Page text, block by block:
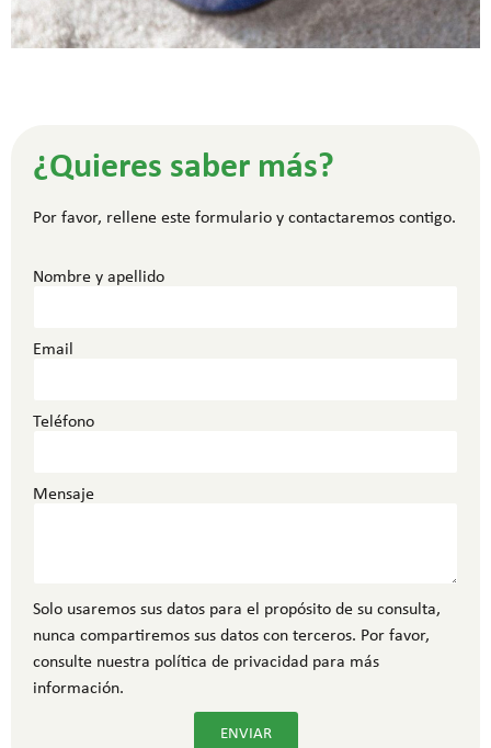
¿Quieres saber más?
Por favor, rellene este formulario y contactaremos contigo.
Nombre y apellido
Email
Teléfono
Mensaje
Solo usaremos sus datos para el propósito de su consulta,
nunca compartiremos sus datos con terceros. Por favor,
consulte nuestra política de privacidad para más
información.
ENVIAR